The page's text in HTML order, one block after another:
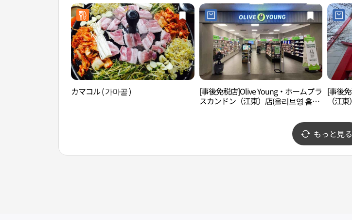
カマコル ( 가마골 )
[事後免税店]Olive Young・ホームプラ
スカンドン（江東）店(올리브영 홈플
[事後
（江
もっと見る